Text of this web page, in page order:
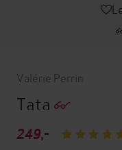
Valérie Perrin
Tata
249,-